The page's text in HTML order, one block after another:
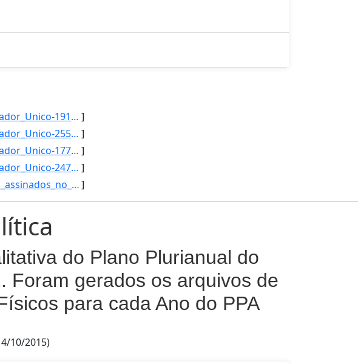
835: Ano-2011-Programa-1184-Identificador_Unico-1916-Descricao-Taxa_de_Acidentes_Fatais_Investigados-Unid] ]
836: Ano-2011-Programa-1184-Identificador_Unico-2551-Descricao-Numero_de_producao_cientifica_dos_pesquisa] ]
837: Ano-2011-Programa-1185-Identificador_Unico-1777-Descricao-Indice_de_Desempenho_de_Saude_Suplementar_] ]
838: Ano-2011-Programa-1185-Identificador_Unico-2477-Descricao-Taxa_de_Otimizacao_do_Relacionamento_Insti] ]
839: Ano-Nº_de_termos_de_cooperacao_assinados_no_periodo/_Nº_de_assinaturas_de_termos_de_cooperacao_progr]]
do Plano Plurianual do
Foram gerados os arquivos de
para cada Ano do PPA
10/2015)